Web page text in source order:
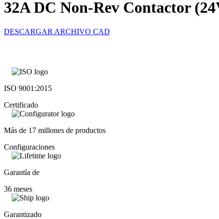
32A DC Non-Rev Contactor
DESCARGAR ARCHIVO CAD
ISO 9001:2015
Certificado
Más de 17 millones de productos
Configuraciones
Garantía de
36 meses
Garantizado